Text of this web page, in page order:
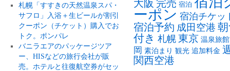
札幌「すすきの天然温泉スパ・
サフロ」入浴＋生ビールが割引
クーポン（チケット）購入でお
トク。ポンパレ
バニラエアのパッケージツア
ー、HISなどの旅行会社が販
売。ホテルと往復航空券がセッ
大阪 完売 宿泊
ーポン 宿泊チケッ
宿泊予約 成田空港
付き 札幌 東京 温泉旅館
岡 素泊まり 観光 追加料金
関西空港